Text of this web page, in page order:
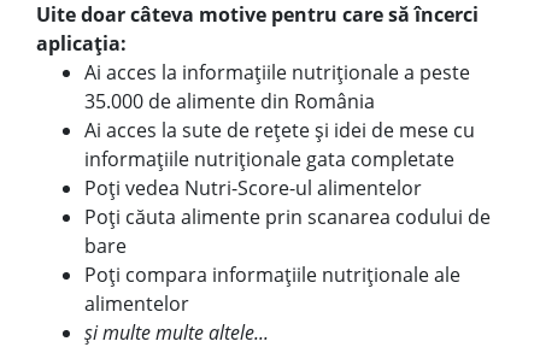
Uite doar câteva motive pentru care să încerci
aplicația:
Ai acces la informațiile nutriționale a peste
35.000 de alimente din România
Ai acces la sute de rețete și idei de mese cu
informațiile nutriționale gata completate
Poți vedea Nutri-Score-ul alimentelor
Poți căuta alimente prin scanarea codului de
bare
Poți compara informațiile nutriționale ale
alimentelor
și multe multe altele...